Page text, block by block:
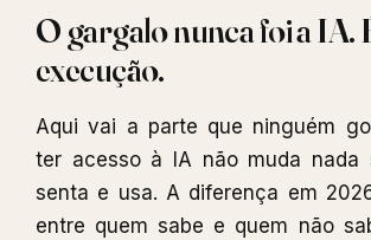
O gargalo nunca foi a IA.
execução.
Aqui vai a parte que ninguém
ter acesso à IA não muda nada
senta e usa. A diferença em
entre quem sabe e quem não